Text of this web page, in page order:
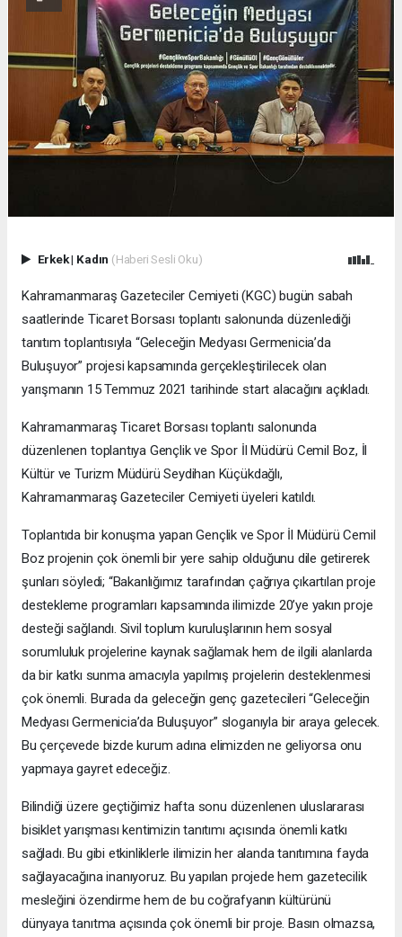
Erkek| Kadın (Haberi Sesli Oku)
Kahramanmaraş Gazeteciler Cemiyeti (KGC) bugün sabah
saatlerinde Ticaret Borsası toplantı salonunda düzenlediği
tanıtım toplantısıyla “Geleceğin Medyası Germenicia’da
Buluşuyor” projesi kapsamında gerçekleştirilecek olan
yarışmanın 15 Temmuz 2021 tarihinde start alacağını açıkladı.
Kahramanmaraş Ticaret Borsası toplantı salonunda
düzenlenen toplantıya Gençlik ve Spor İl Müdürü Cemil Boz, İl
Kültür ve Turizm Müdürü Seydihan Küçükdağlı,
Kahramanmaraş Gazeteciler Cemiyeti üyeleri katıldı.
Toplantıda bir konuşma yapan Gençlik ve Spor İl Müdürü Cemil
Boz projenin çok önemli bir yere sahip olduğunu dile getirerek
şunları söyledi; “Bakanlığımız tarafından çağrıya çıkartılan proje
destekleme programları kapsamında ilimizde 20’ye yakın proje
desteği sağlandı. Sivil toplum kuruluşlarının hem sosyal
sorumluluk projelerine kaynak sağlamak hem de ilgili alanlarda
da bir katkı sunma amacıyla yapılmış projelerin desteklenmesi
çok önemli. Burada da geleceğin genç gazetecileri “Geleceğin
Medyası Germenicia’da Buluşuyor” sloganıyla bir araya gelecek.
Bu çerçevede bizde kurum adına elimizden ne geliyorsa onu
yapmaya gayret edeceğiz.
Bilindiği üzere geçtiğimiz hafta sonu düzenlenen uluslararası
bisiklet yarışması kentimizin tanıtımı açısında önemli katkı
sağladı. Bu gibi etkinliklerle ilimizin her alanda tanıtımına fayda
sağlayacağına inanıyoruz. Bu yapılan projede hem gazetecilik
mesleğini özendirme hem de bu coğrafyanın kültürünü
dünyaya tanıtma açısında çok önemli bir proje. Basın olmazsa,